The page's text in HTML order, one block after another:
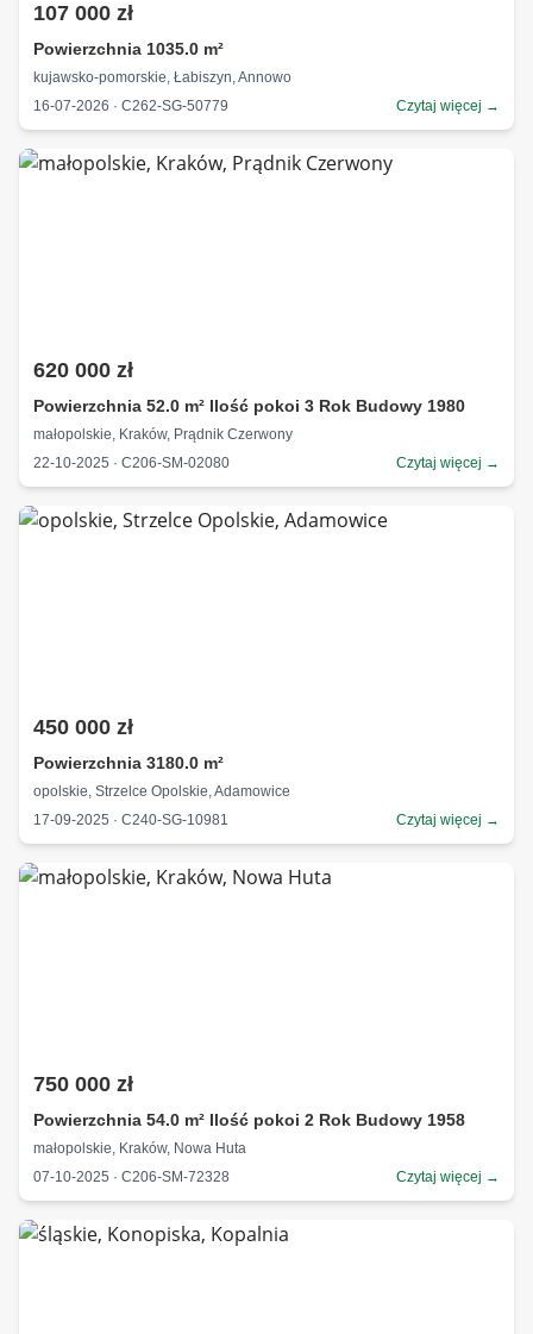
107 000 zł
Powierzchnia 1035.0 m²
kujawsko-pomorskie, Łabiszyn, Annowo
16-07-2026 · C262-SG-50779
Czytaj więcej →
620 000 zł
Powierzchnia 52.0 m² Ilość pokoi 3 Rok Budowy 1980
małopolskie, Kraków, Prądnik Czerwony
22-10-2025 · C206-SM-02080
Czytaj więcej →
450 000 zł
Powierzchnia 3180.0 m²
opolskie, Strzelce Opolskie, Adamowice
17-09-2025 · C240-SG-10981
Czytaj więcej →
750 000 zł
Powierzchnia 54.0 m² Ilość pokoi 2 Rok Budowy 1958
małopolskie, Kraków, Nowa Huta
07-10-2025 · C206-SM-72328
Czytaj więcej →